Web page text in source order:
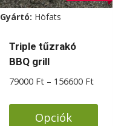
Gyártó: Höfats
Triple tűzrakó
BBQ grill
79000 Ft – 156600 Ft
-
Opciók